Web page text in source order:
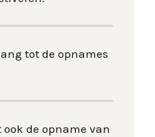
tot de opnames
ook de opname van